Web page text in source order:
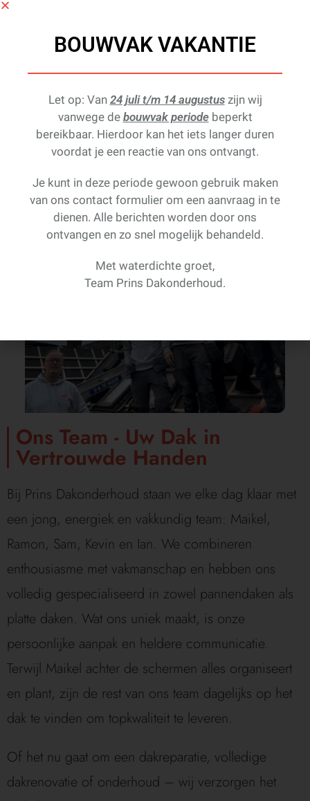
KEES MULLER
Ons Team - Uw Dak in
Vertrouwde Handen
Bij Prins Dakonderhoud staan we elke dag klaar met
een jong, energiek en vakkundig team: Maikel,
Ramon, Sam, Kevin en Ian. We combineren
enthousiasme met vakmanschap en hebben ons
volledig gespecialiseerd in zowel pannendaken als
platte daken. Wat ons uniek maakt, is onze
persoonlijke aanpak en heldere communicatie.
Terwijl Maikel achter de schermen alles organiseert
en plant, zijn de rest van ons team dagelijks op het
dak te vinden om topkwaliteit te leveren.
Of het nu gaat om een dakreparatie, volledige
dakrenovatie of onderhoud – wij verzorgen het
BOUWVAK VAKANTIE
Let op: Van 24 juli t/m 14 augustuszijn wij
vanwege de bouwvak periodebeperkt
bereikbaar. Hierdoor kan het iets langer duren
voordat je een reactie van ons ontvangt.
Je kunt in deze periode gewoon gebruik maken
van ons contact formulier om een aanvraag in te
dienen. Alle berichten worden door ons
ontvangen en zo snel mogelijk behandeld.
Met waterdichte groet,
Team Prins Dakonderhoud.